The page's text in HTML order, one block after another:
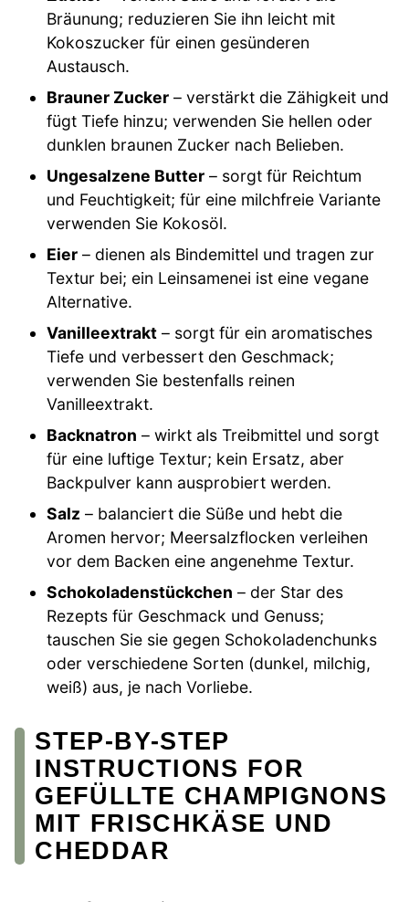
Bräunung; reduzieren Sie ihn leicht mit
Kokoszucker für einen gesünderen
Austausch.
Brauner Zucker – verstärkt die Zähigkeit und
fügt Tiefe hinzu; verwenden Sie hellen oder
dunklen braunen Zucker nach Belieben.
Ungesalzene Butter – sorgt für Reichtum
und Feuchtigkeit; für eine milchfreie Variante
verwenden Sie Kokosöl.
Eier – dienen als Bindemittel und tragen zur
Textur bei; ein Leinsamenei ist eine vegane
Alternative.
Vanilleextrakt – sorgt für ein aromatisches
Tiefe und verbessert den Geschmack;
verwenden Sie bestenfalls reinen
Vanilleextrakt.
Backnatron – wirkt als Treibmittel und sorgt
für eine luftige Textur; kein Ersatz, aber
Backpulver kann ausprobiert werden.
Salz – balanciert die Süße und hebt die
Aromen hervor; Meersalzflocken verleihen
vor dem Backen eine angenehme Textur.
Schokoladenstückchen – der Star des
Rezepts für Geschmack und Genuss;
tauschen Sie sie gegen Schokoladenchunks
oder verschiedene Sorten (dunkel, milchig,
weiß) aus, je nach Vorliebe.
STEP-BY-STEP
INSTRUCTIONS FOR
GEFÜLLTE CHAMPIGNONS
MIT FRISCHKÄSE UND
CHEDDAR